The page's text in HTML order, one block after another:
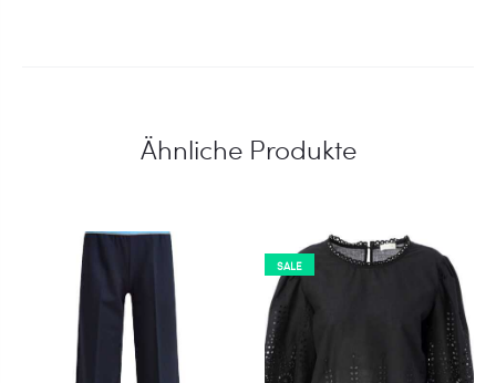
Ähnliche Produkte
SALE